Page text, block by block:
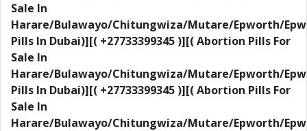
Sale In
Harare/Bulawayo/Chitungwiza/Mutare/Epworth/
Pills In Dubai)][( +27733399345 )][( Abortion Pills For
Sale In
Harare/Bulawayo/Chitungwiza/Mutare/Epworth/
Pills In Dubai)][( +27733399345 )][( Abortion Pills For
Sale In
Harare/Bulawayo/Chitungwiza/Mutare/Epworth/